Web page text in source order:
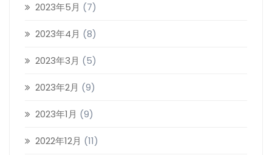
2023年5月 (7)
2023年4月 (8)
2023年3月 (5)
2023年2月 (9)
2023年1月 (9)
2022年12月 (11)